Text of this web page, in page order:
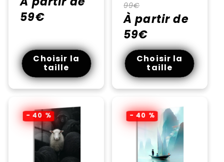
59€
Choisir la
taille
Prix
habituel
99€
promotionnel
À partir de
59€
Choisir la
taille
- 40 % - 40 %